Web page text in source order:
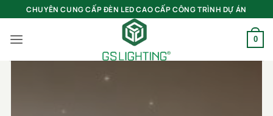
qua
nội
CHUYÊN CUNG CẤP ĐÈN LED CAO CẤP CÔNG TRÌNH DỰ ÁN
0